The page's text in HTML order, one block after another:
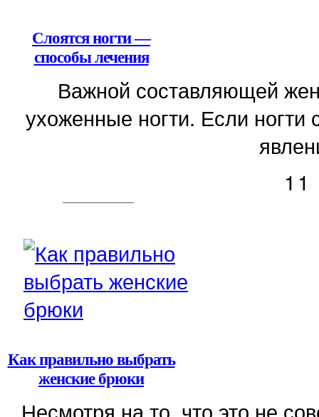
Слоятся ногти —
способы лечения
Важной составляющей
ухоженные ногти. Если ногти
Как правильно выбрать
женские брюки
Несмотря на то, что это не